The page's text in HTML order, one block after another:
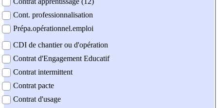
Cont. professionnalisation
Prépa.opérationnel.emploi
CDI de chantier ou d'opération
Contrat d'Engagement Educatif
Contrat intermittent
Contrat pacte
Contrat d'usage